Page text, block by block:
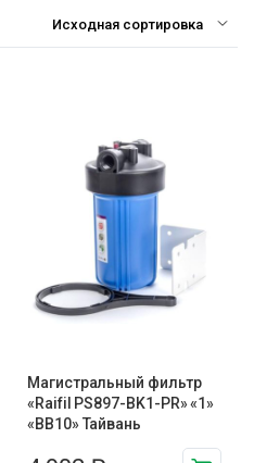
Магистральный фильтр
«Raifil PS897-BK1-PR» «1»
«BB10» Тайвань